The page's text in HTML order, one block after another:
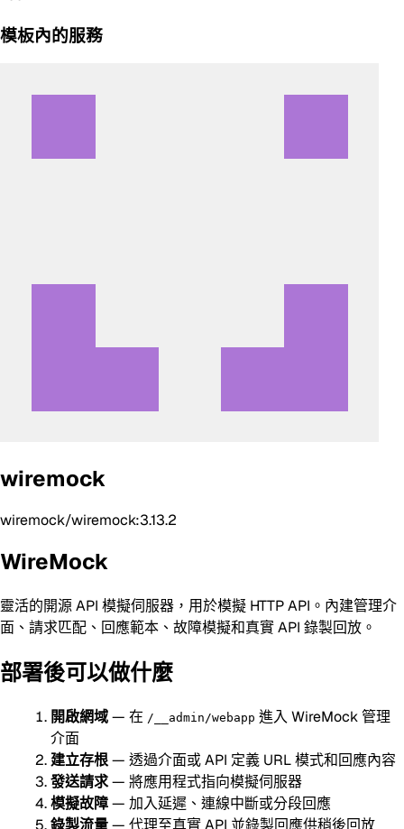
模板內的服務
wiremock
wiremock/wiremock:3.13.2
WireMock
靈活的開源 API 模擬伺服器，用於模擬 HTTP API。內建管理介
面、請求匹配、回應範本、故障模擬和真實 API 錄製回放。
部署後可以做什麼
開啟網域— 在 /__admin/webapp 進入 WireMock 管理
介面
建立存根— 透過介面或 API 定義 URL 模式和回應內容
發送請求— 將應用程式指向模擬伺服器
模擬故障— 加入延遲、連線中斷或分段回應
錄製流量— 代理至真實 API 並錄製回應供稍後回放